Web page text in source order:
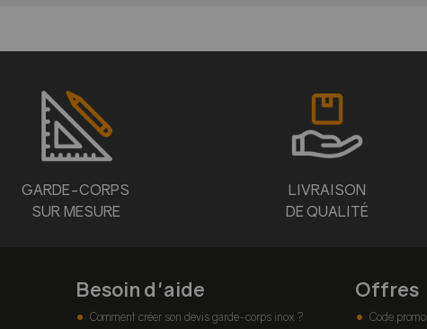
GARDE-CORPS
SUR MESURE
LIVRAISON
DE QUALITÉ
Besoin d'aide
Comment créer son devis garde-corps inox ?
Offres
Code promo